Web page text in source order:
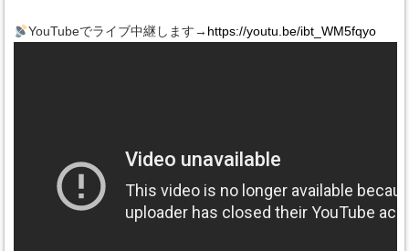
YouTubeでライブ中継します→ https://youtu.be/ibt_WM5fqyo